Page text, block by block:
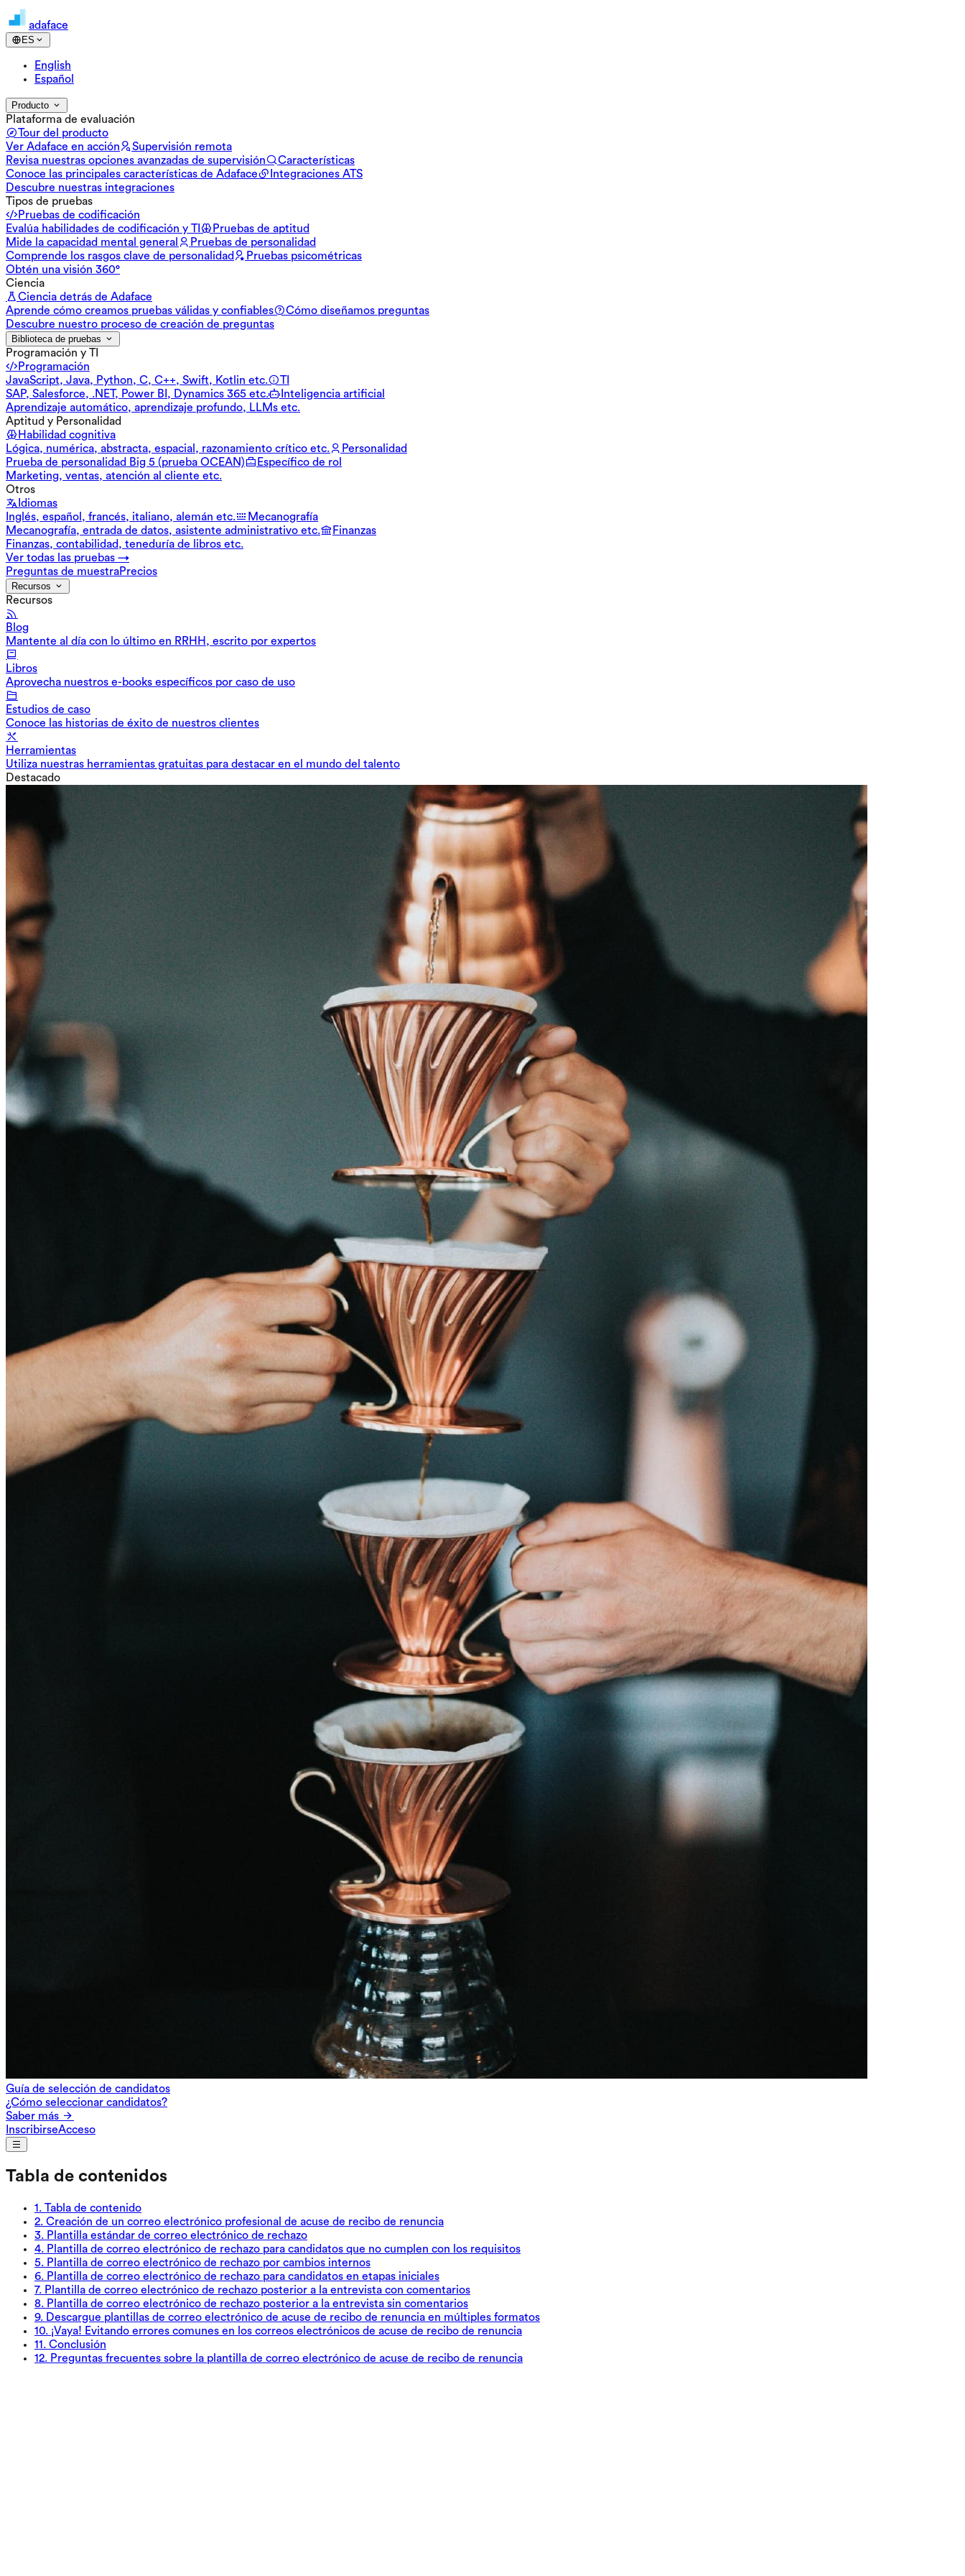
adaface
ES
English
Español
Producto
Plataforma de evaluación
Tour del producto
Ver Adaface en acción
Supervisión remota
Revisa nuestras opciones avanzadas de supervisión
Características
Conoce las principales características de Adaface
Integraciones ATS
Descubre nuestras integraciones
Tipos de pruebas
Pruebas de codificación
Evalúa habilidades de codificación y TI
Pruebas de aptitud
Mide la capacidad mental general
Pruebas de personalidad
Comprende los rasgos clave de personalidad
Pruebas psicométricas
Obtén una visión 360°
Ciencia
Ciencia detrás de Adaface
Aprende cómo creamos pruebas válidas y confiables
Cómo diseñamos preguntas
Descubre nuestro proceso de creación de preguntas
Biblioteca de pruebas
Programación y TI
Programación
JavaScript, Java, Python, C, C++, Swift, Kotlin etc.
TI
SAP, Salesforce, .NET, Power BI, Dynamics 365 etc.
Inteligencia artificial
Aprendizaje automático, aprendizaje profundo, LLMs etc.
Aptitud y Personalidad
Habilidad cognitiva
Lógica, numérica, abstracta, espacial, razonamiento crítico etc.
Personalidad
Prueba de personalidad Big 5 (prueba OCEAN)
Específico de rol
Marketing, ventas, atención al cliente etc.
Otros
Idiomas
Inglés, español, francés, italiano, alemán etc.
Mecanografía
Mecanografía, entrada de datos, asistente administrativo etc.
Finanzas
Finanzas, contabilidad, teneduría de libros etc.
Ver todas las pruebas →
Preguntas de muestraPrecios
Recursos
Recursos
Blog
Mantente al día con lo último en RRHH, escrito por expertos
Libros
Aprovecha nuestros e-books específicos por caso de uso
Estudios de caso
Conoce las historias de éxito de nuestros clientes
Herramientas
Utiliza nuestras herramientas gratuitas para destacar en el mundo del talento
Destacado
Guía de selección de candidatos
¿Cómo seleccionar candidatos?
Saber más
InscribirseAcceso
Tabla de contenidos
1 . Tabla de contenido
2. Creación de un correo electrónico profesional de acuse de recibo de renuncia
3. Plantilla estándar de correo electrónico de rechazo
4. Plantilla de correo electrónico de rechazo para candidatos que no cumplen con los requisitos
5. Plantilla de correo electrónico de rechazo por cambios internos
6. Plantilla de correo electrónico de rechazo para candidatos en etapas iniciales
7. Plantilla de correo electrónico de rechazo posterior a la entrevista con comentarios
8. Plantilla de correo electrónico de rechazo posterior a la entrevista sin comentarios
9. Descargue plantillas de correo electrónico de acuse de recibo de renuncia en múltiples formatos
10. ¡Vaya! Evitando errores comunes en los correos electrónicos de acuse de recibo de renuncia
11 . Conclusión
12. Preguntas frecuentes sobre la plantilla de correo electrónico de acuse de recibo de renuncia